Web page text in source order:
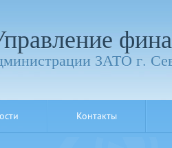
ЗАТО г.
Контакты